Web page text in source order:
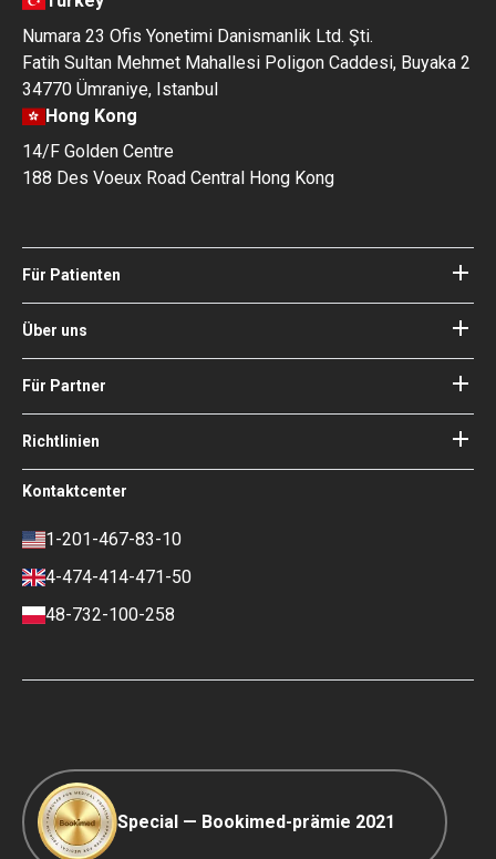
Numara 23 Ofis Yonetimi Danismanlik Ltd. Şti.
Fatih Sultan Mehmet Mahallesi Poligon Caddesi, Buyaka 2
34770 Ümraniye, Istanbul
Hong Kong
14/F Golden Centre
188 Des Voeux Road Central Hong Kong
Für Patienten
Kliniken
Ärzte
Blog
Anleitungen
Ihre Garantien
Über uns
Über Bookimed
Wie es funktioniert
Unsere Ärzte
Experte des Medizinischen
Beirats von Bookimed
Soziale Auswirkungen und Medien
Karriere
Kontakte
Für Partner
Ihr Krankenhaus hinzufügen
Login für Partner
Richtlinien
Nutzungsbedingungen
Datenschutzrichtlinie
Richtlinie überprüfen
Zahlungs- und
Anzahlungsbedingungen
Kontaktcenter
1-201-467-83-10
4-474-414-471-50
48-732-100-258
Special — Bookimed-prämie 2021